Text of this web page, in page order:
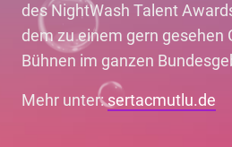
des NightWash Talent
dem zu einem gern gesehen
Bühnen im ganzen
Mehr unter:sertacmutlu.de